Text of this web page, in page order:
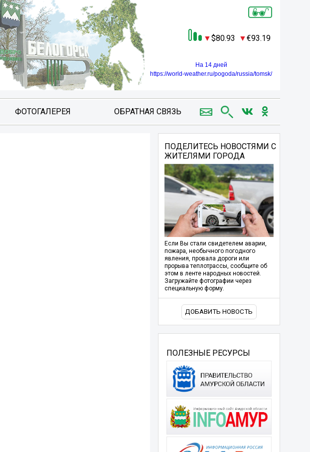
80.93 93.19
На 14 дней
https://world-weather.ru/pogoda/russia/tomsk/
ФОТОГАЛЕРЕЯ ОБРАТНАЯ СВЯЗЬ
ПОДЕЛИТЕСЬ НОВОСТЯМИ С
ЖИТЕЛЯМИ ГОРОДА
Если Вы стали свидетелем аварии,
пожара, необычного погодного
явления, провала дороги или
прорыва теплотрассы, сообщите об
этом в ленте народных новостей.
Загружайте фотографии через
специальную форму.
ДОБАВИТЬ НОВОСТЬ
ПОЛЕЗНЫЕ РЕСУРСЫ